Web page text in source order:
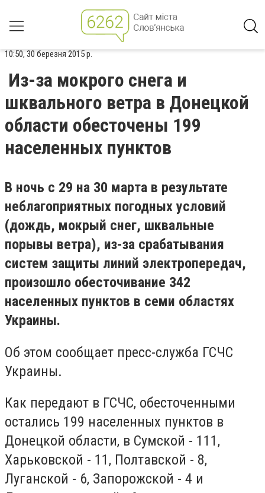
10:50, 30 березня 2015 р.
Из-за мокрого снега и
шквального ветра в Донецкой
области обесточены 199
населенных пунктов
В ночь с 29 на 30 марта в результате
неблагоприятных погодных условий
(дождь, мокрый снег, шквальные
порывы ветра), из-за срабатывания
систем защиты линий электропередач,
произошло обесточивание 342
населенных пунктов в семи областях
Украины.
Об этом сообщает пресс-служба ГСЧС
Украины.
Как передают в ГСЧС, обесточенными
остались 199 населенных пунктов в
Донецкой области, в Сумской - 111,
Харьковской - 11, Полтавской - 8,
Луганской - 6, Запорожской - 4 и